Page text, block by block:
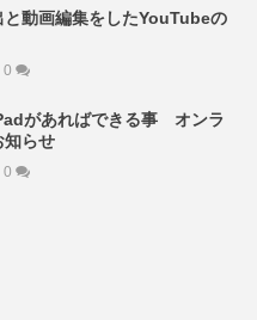
と動画編集をしたYouTubeの
0
があればできる事 オンラ
知らせ
0